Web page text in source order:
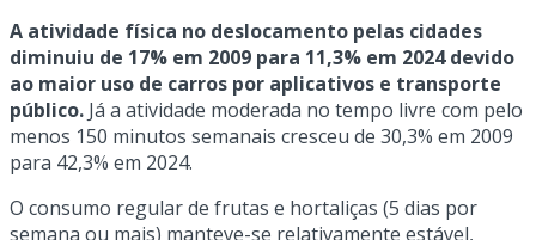
A atividade física no deslocamento pelas cidades
diminuiu de 17% em 2009 para 11,3% em 2024 devido
ao maior uso de carros por aplicativos e transporte
público. Já a atividade moderada no tempo livre com pelo
menos 150 minutos semanais cresceu de 30,3% em 2009
para 42,3% em 2024.
O consumo regular de frutas e hortaliças (5 dias por
semana ou mais) manteve-se relativamente estável,